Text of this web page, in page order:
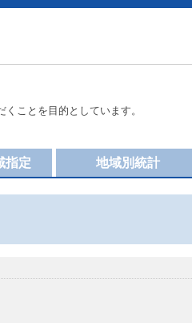
ことを目的としています。
地域別統計
指定